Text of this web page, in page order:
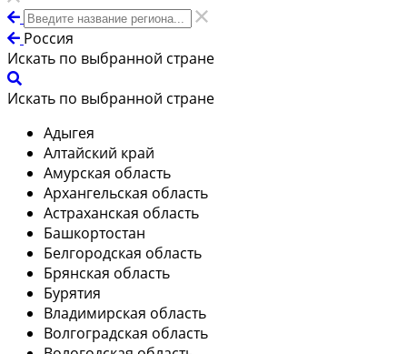
Россия
Искать по выбранной стране
Искать по выбранной стране
Адыгея
Алтайский край
Амурская область
Архангельская область
Астраханская область
Башкортостан
Белгородская область
Брянская область
Бурятия
Владимирская область
Волгоградская область